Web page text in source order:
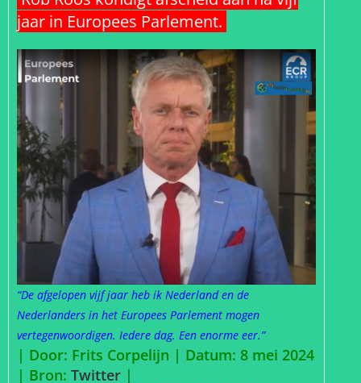
jaar in Europees Parlement.
“De afgelopen vijf jaar heb ik Nederland en de
Nederlanders in het Europees Parlement mogen
vertegenwoordigen. Iedere dag. Een enorme eer.”
| Door: Frits Corpelijn | Datum: 8 mei 2024
| Bron: Twitter |